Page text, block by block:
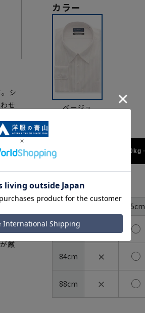
シ
せ
1枚
。
厳
カラー
ベージュ
173cm / 70kg
サイズ
首周り 45cm
80cm
84cm ✕
88cm ✕